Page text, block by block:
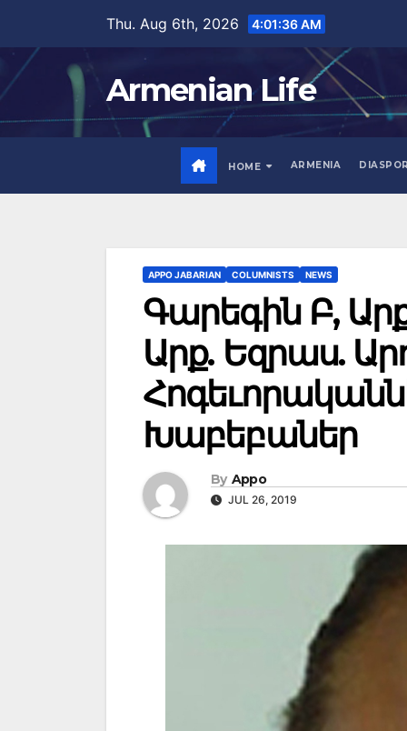
content
Thu. Aug 6th, 2026 4:01:37 AM
Armenian Life
HOME ARMENIA
APPO JABARIAN COLUMNISTS NEWS
Գարեգին Բ,
Արք. Եզրաս.
Խաբեբաներ
By Appo
JUL 26, 2019